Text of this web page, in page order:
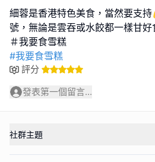
細蓉是香港特色美食，當然要支
號，無論是雲吞或水餃都一樣甘
#我要食雪糕
評分
發表第一個留言...
社群主題